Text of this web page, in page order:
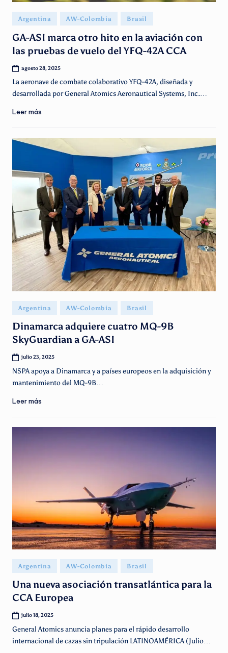
Publicado
en
Argentina AW-Colombia Brasil
GA-ASI marca otro hito en la aviación con
las pruebas de vuelo del YFQ-42A CCA
agosto 28, 2025
La aeronave de combate colaborativo YFQ-42A, diseñada y
desarrollada por General Atomics Aeronautical Systems, Inc.…
Leer más
Publicado
en
Argentina AW-Colombia Brasil
Dinamarca adquiere cuatro MQ-9B
SkyGuardian a GA-ASI
julio 23, 2025
NSPA apoya a Dinamarca y a países europeos en la adquisición y
mantenimiento del MQ-9B…
Leer más
Publicado
en
Argentina AW-Colombia Brasil
Una nueva asociación transatlántica para la
CCA Europea
julio 18, 2025
General Atomics anuncia planes para el rápido desarrollo
internacional de cazas sin tripulación LATINOAMÉRICA (Julio…